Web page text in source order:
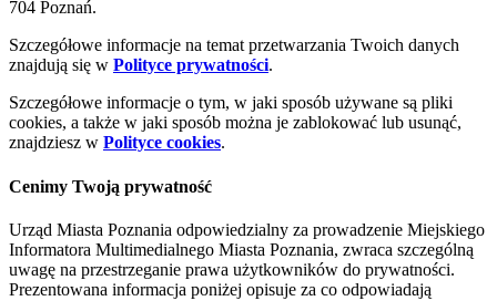
704 Poznań.
Szczegółowe informacje na temat przetwarzania Twoich danych
znajdują się w Polityce prywatności.
Szczegółowe informacje o tym, w jaki sposób używane są pliki
cookies, a także w jaki sposób można je zablokować lub usunąć,
znajdziesz w Polityce cookies.
Cenimy Twoją prywatność
Urząd Miasta Poznania odpowiedzialny za prowadzenie Miejskiego
Informatora Multimedialnego Miasta Poznania, zwraca szczególną
uwagę na przestrzeganie prawa użytkowników do prywatności.
Prezentowana informacja poniżej opisuje za co odpowiadają